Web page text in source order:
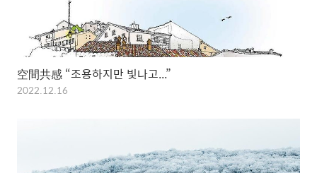
空間共感 “조용하지만 빛나고...”
2022.12.16